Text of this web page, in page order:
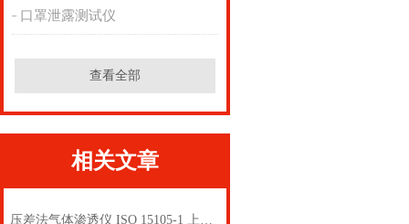
口罩泄露测试仪
查看全部
相关文章
压差法气体渗透仪 ISO 15105-1 上海徽涛